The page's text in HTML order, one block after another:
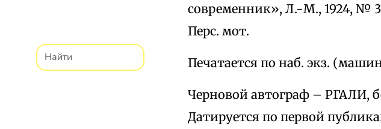
современник», Л.-М., 1924, № 3,
Перс. мот.
Печатается по наб. экз.
Черновой автограф – РГАЛИ,
Датируется по первой